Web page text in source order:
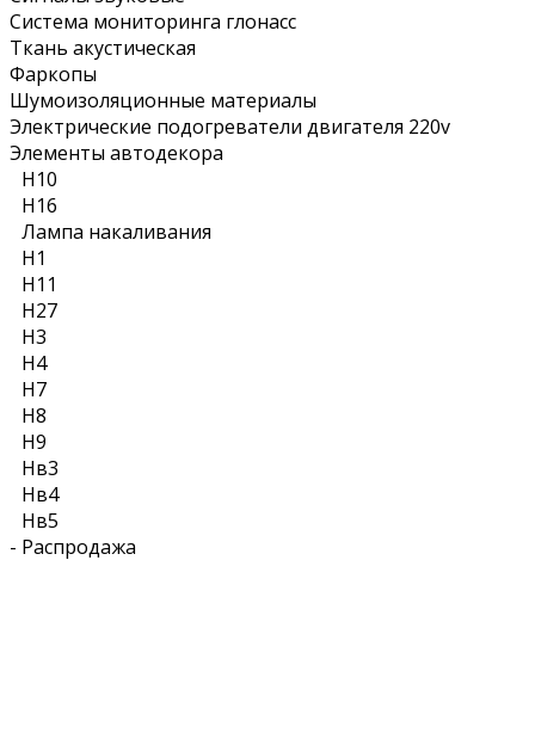
Система мониторинга глонасс
Ткань акустическая
Фаркопы
Шумоизоляционные материалы
Электрические подогреватели двигателя 220v
Элементы автодекора
-
H10
H16
Лампа накаливания
Н1
Н11
Н27
Н3
Н4
Н7
Н8
Н9
Нв3
Нв4
Нв5
Распродажа